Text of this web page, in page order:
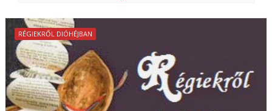
RÉGIEKRŐL DIÓHÉJBAN